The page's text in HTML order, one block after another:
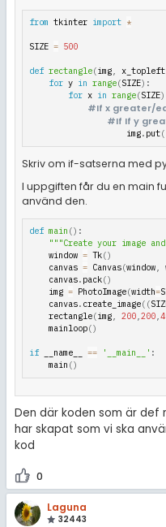
from tkinter import *
SIZE = 500
def rectangle(img, x_topleft
for y in range(SIZE) :
for x in range(SIZE)
#If x greater/
#If If y
                    img
. put(
Skriv om if-satserna med
I uppgiften får du en main
använd den.
def main () :
"""Create your image
    window
= Tk()
    canvas
= Canvas(window,
    canvas
. pack()
    img
= PhotoImage(width=
    canvas
. create_image( (
    rectangle
(img, 200,200,
    mainloop
()
if __name__ == '__main__' :
    main
()
Den där koden som är def
har skapat som vi ska
kod
0
Laguna
32443